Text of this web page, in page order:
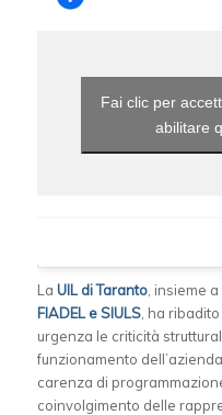
Fai clic per
abilitare
La UIL di Taranto, insieme a
FIADEL e SIULS, ha
urgenza le criticità
funzionamento
carenza di
coinvolgimento delle